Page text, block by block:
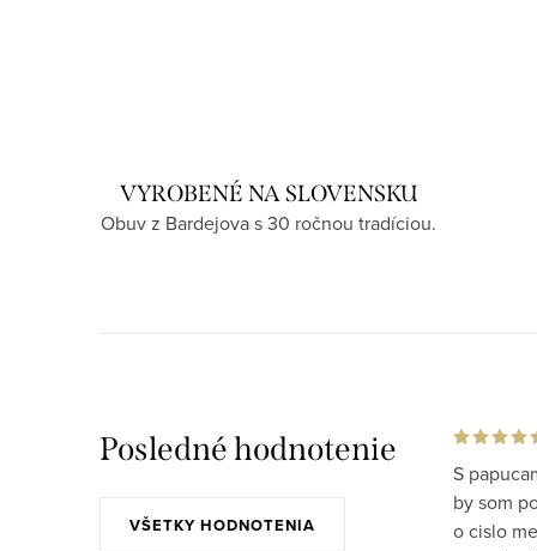
VYROBENÉ NA SLOVENSKU
Obuv z Bardejova s 30 ročnou tradíciou.
Posledné hodnotenie
VŠETKY HODNOTENIA
S
by som
o cislo